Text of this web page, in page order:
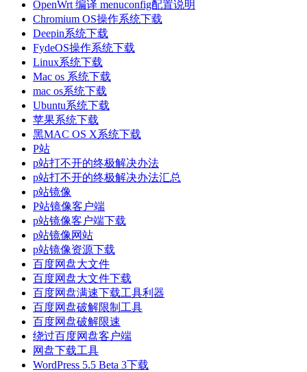
OpenWrt 编译 menuconfig配置说明
Chromium OS操作系统下载
Deepin系统下载
FydeOS操作系统下载
Linux系统下载
Mac os 系统下载
mac os系统下载
Ubuntu系统下载
苹果系统下载
黑MAC OS X系统下载
P站
p站打不开的终极解决办法
p站打不开的终极解决办法汇总
p站镜像
P站镜像客户端
p站镜像客户端下载
p站镜像网站
p站镜像资源下载
百度网盘大文件
百度网盘大文件下载
百度网盘满速下载工具利器
百度网盘破解限制工具
百度网盘破解限速
绕过百度网盘客户端
网盘下载工具
WordPress 5.5 Beta 3下载